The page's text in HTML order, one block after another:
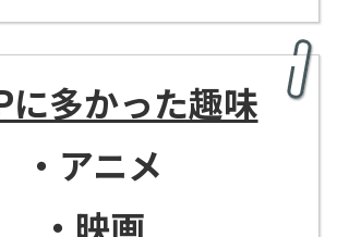
に多かった趣味
・アニメ
・映画